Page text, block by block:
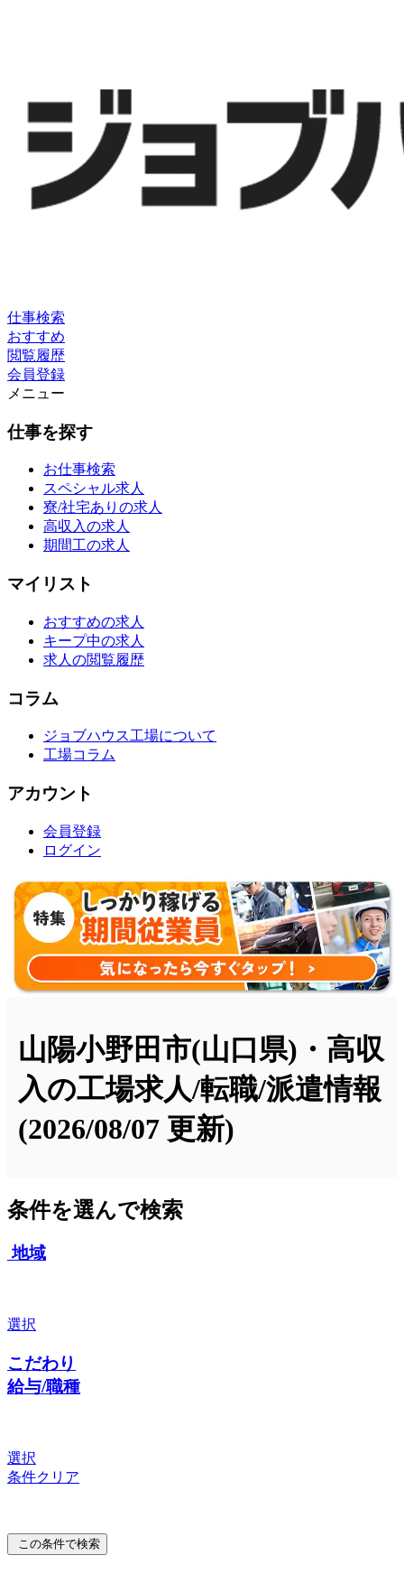
仕事検索
おすすめ
閲覧履歴
会員登録
メニュー
仕事を探す
お仕事検索
スペシャル求人
寮/社宅ありの求人
高収入の求人
期間工の求人
マイリスト
おすすめの求人
キープ中の求人
求人の閲覧履歴
コラム
ジョブハウス工場について
工場コラム
アカウント
会員登録
ログイン
山陽小野田市(山口県)・高収
入の工場求人/転職/派遣情報
(2026/08/07 更新)
条件を選んで検索
地域
選択
こだわり
給与/職種
選択
条件クリア
この条件で検索